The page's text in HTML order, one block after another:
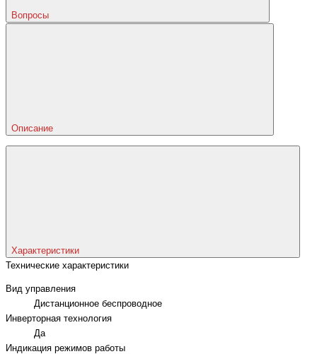
Вопросы
Описание
Характеристики
Технические характеристики
Вид управления
Дистанционное беспроводное
Инверторная технология
Да
Индикация режимов работы